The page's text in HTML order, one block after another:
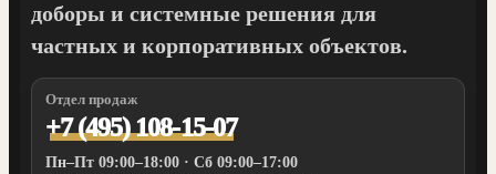
доборы и системные решения для
частных и корпоративных объектов.
Отдел продаж
+7 (495) 108-15-07
Пн–Пт 09:00–18:00 · Сб 09:00–17:00